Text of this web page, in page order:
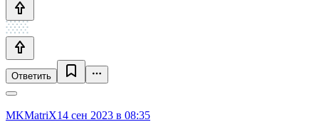
Ответить
MKMatriX14 сен 2023 в 08:35